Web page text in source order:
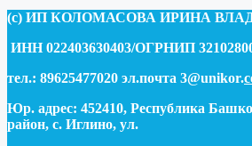
(c) ИП КОЛОМАСОВА ИРИНА
ИНН 022403630403/ОГРНИП
тел.: 89625477020 эл.почта 3@unikor.
Юр. адрес: 452410, Республика
район, с. Иглино, ул.